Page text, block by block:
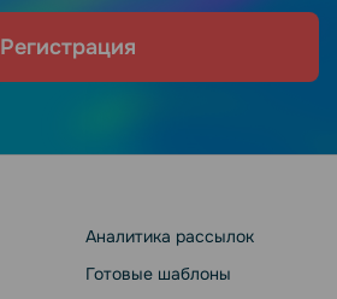
Регистрация
Аналитика рассылок
Готовые шаблоны